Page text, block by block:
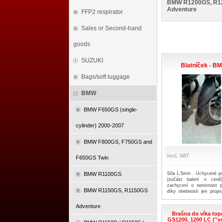
FFP2 respirator
Sales or Second-hand
goods
SUZUKI
Bags/soft luggage
BMW
BMW F650GS (single-
cylinder) 2000-2007
BMW F800GS, F750GS and
F650GS Twin
BMW R1100GS
BMW R1150GS, R1150GS
Adventure
BMW R1200GS,
Adventure
Blatníček -
incl. VAT
Síla 1,5mm . Uchycené
(sučást balení v
zachycení o nerovnost
díky ohebnosti jen
nasadit na nýt z vnitřní
nýt při nýtování
Brašna do víka
GS1200, 1200 LC